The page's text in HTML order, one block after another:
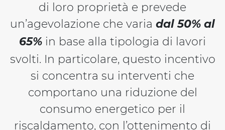
di loro proprietà e prevede
un’agevolazione che varia dal 50% al
65% in base alla tipologia di lavori
svolti. In particolare, questo incentivo
si concentra su interventi che
comportano una riduzione del
consumo energetico per il
riscaldamento, con l’ottenimento di